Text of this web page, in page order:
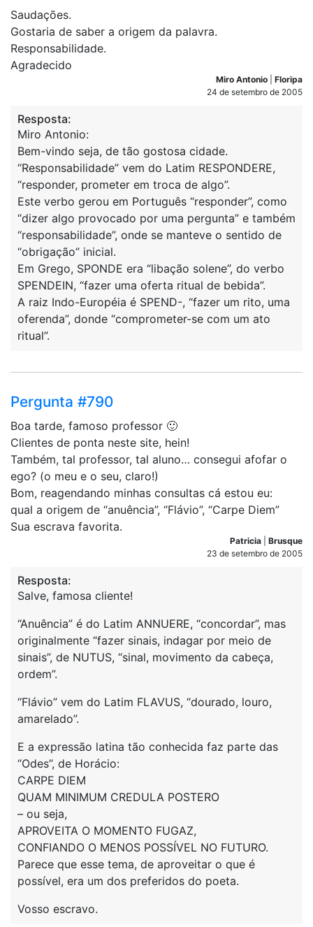
Saudações.
Gostaria de saber a origem da palavra.
Responsabilidade.
Agradecido
Miro Antonio
Floripa
24 de setembro de 2005
Resposta:
Miro Antonio:
Bem-vindo seja, de tão gostosa cidade.
“Responsabilidade” vem do Latim RESPONDERE,
“responder, prometer em troca de algo”.
Este verbo gerou em Português “responder”, como
“dizer algo provocado por uma pergunta” e também
“responsabilidade”, onde se manteve o sentido de
“obrigação” inicial.
Em Grego, SPONDE era “libação solene”, do verbo
SPENDEIN, “fazer uma oferta ritual de bebida”.
A raiz Indo-Européia é SPEND-, “fazer um rito, uma
oferenda”, donde “comprometer-se com um ato
ritual”.
Pergunta #790
Boa tarde, famoso professor 🙂
Clientes de ponta neste site, hein!
Também, tal professor, tal aluno… consegui afofar o
ego? (o meu e o seu, claro!)
Bom, reagendando minhas consultas cá estou eu:
qual a origem de “anuência”, “Flávio”, “Carpe Diem”
Sua escrava favorita.
Patricia
Brusque
23 de setembro de 2005
Resposta:
Salve, famosa cliente!
“Anuência” é do Latim ANNUERE, “concordar”, mas
originalmente “fazer sinais, indagar por meio de
sinais”, de NUTUS, “sinal, movimento da cabeça,
ordem”.
“Flávio” vem do Latim FLAVUS, “dourado, louro,
amarelado”.
E a expressão latina tão conhecida faz parte das
“Odes”, de Horácio:
CARPE DIEM
QUAM MINIMUM CREDULA POSTERO
– ou seja,
APROVEITA O MOMENTO FUGAZ,
CONFIANDO O MENOS POSSÍVEL NO FUTURO.
Parece que esse tema, de aproveitar o que é
possível, era um dos preferidos do poeta.
Vosso escravo.